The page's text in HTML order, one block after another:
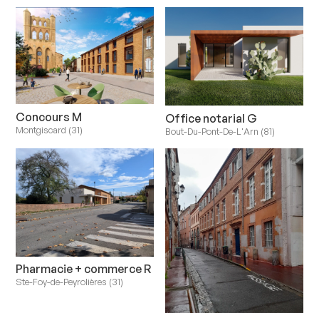
Concours M
Montgiscard (31)
Office notarial G
Bout-Du-Pont-De-L'Arn (81)
Pharmacie + commerce R
Ste-Foy-de-Peyrolières (31)